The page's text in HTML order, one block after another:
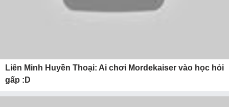
Liên Minh Huyền Thoại: Ai chơi Mordekaiser vào học hỏi
gấp :D